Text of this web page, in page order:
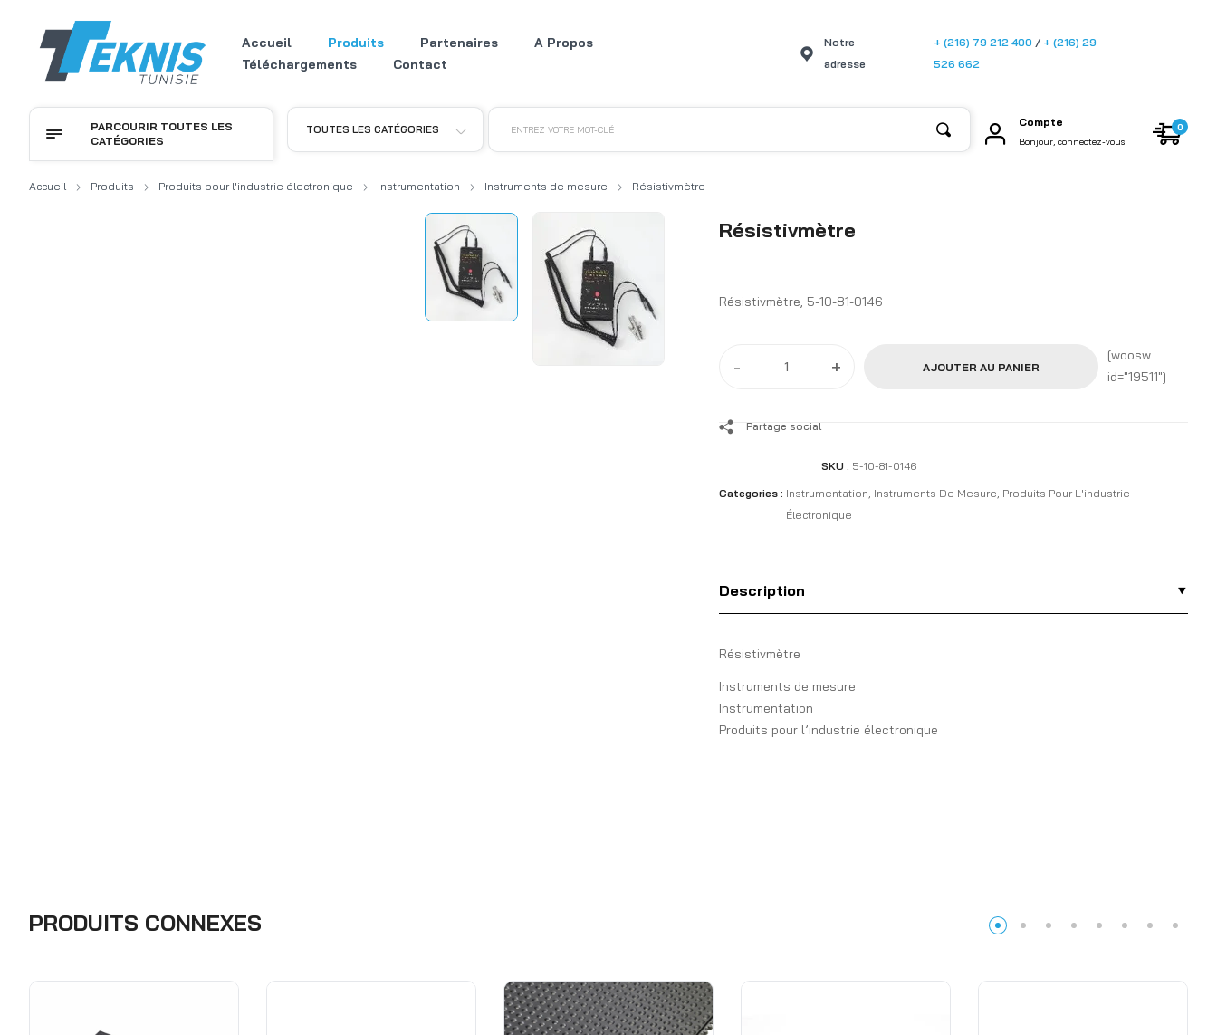
Accueil Produits Partenaires
A Propos
Téléchargements
Contact
Notre
adresse
+ (216) 79 212 400 / + (216) 29
526 662
TOUTES LES CATÉGORIES ENTREZ VOTRE MOT-CLÉ
Compte
Bonjour, connectez-vous
0
PARCOURIR TOUTES LES
CATÉGORIES
Accueil Produits Produits pour l'industrie électronique Instrumentation Instruments de mesure Résistivmètre
Résistivmètre
Résistivmètre, 5-10-81-0146
- + AJOUTER AU PANIER
[woosw
id="19511"]
Partage social
SKU : 5-10-81-0146
Categories : Instrumentation, Instruments De Mesure, Produits Pour L'industrie
Électronique
Description
Résistivmètre
Instruments de mesure
Instrumentation
Produits pour l’industrie électronique
PRODUITS CONNEXES